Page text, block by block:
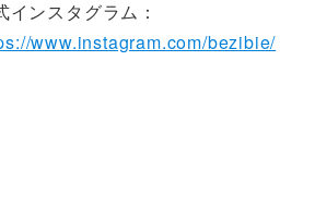
インスタグラム：
www.instagram.com/bezibie/